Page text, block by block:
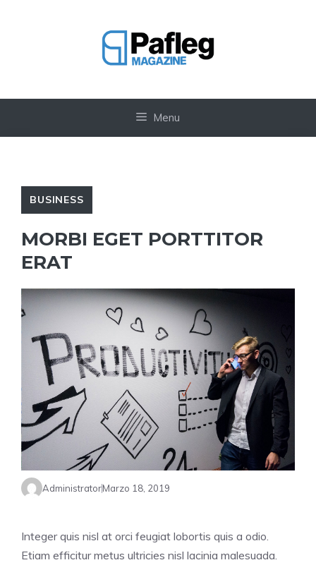
Menu
BUSINESS
MORBI EGET PORTTITOR
ERAT
AdministratorMarzo 18, 2019
Integer quis nisl at orci feugiat lobortis quis a odio.
Etiam efficitur metus ultricies nisl lacinia malesuada.